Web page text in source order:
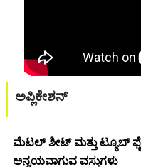
ಅಪ್ಲಿಕೇಶನ್
ಮೆಟಲ್ ಶೀಟ್ ಮತ್ತು ಟ್ಯೂಬ್
ಅನ್ವಯವಾಗುವ ವಸ್ತುಗಳು